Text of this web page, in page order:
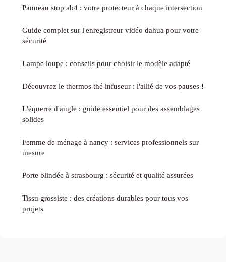
Panneau stop ab4 : votre protecteur à chaque intersection
Guide complet sur l'enregistreur vidéo dahua pour votre
sécurité
Lampe loupe : conseils pour choisir le modèle adapté
Découvrez le thermos thé infuseur : l'allié de vos pauses !
L'équerre d'angle : guide essentiel pour des assemblages
solides
Femme de ménage à nancy : services professionnels sur
mesure
Porte blindée à strasbourg : sécurité et qualité assurées
Tissu grossiste : des créations durables pour tous vos
projets